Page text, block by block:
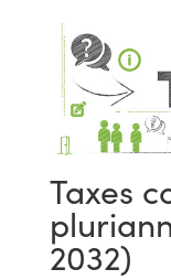
Taxes
2032)